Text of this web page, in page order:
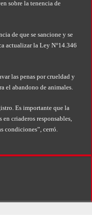
sobre la tenencia de
de que se sancione y se
actualizar la Ley N°14.346
las penas por crueldad y
el abandono de animales.
Es importante que la
criaderos responsables,
condiciones”, cerró.